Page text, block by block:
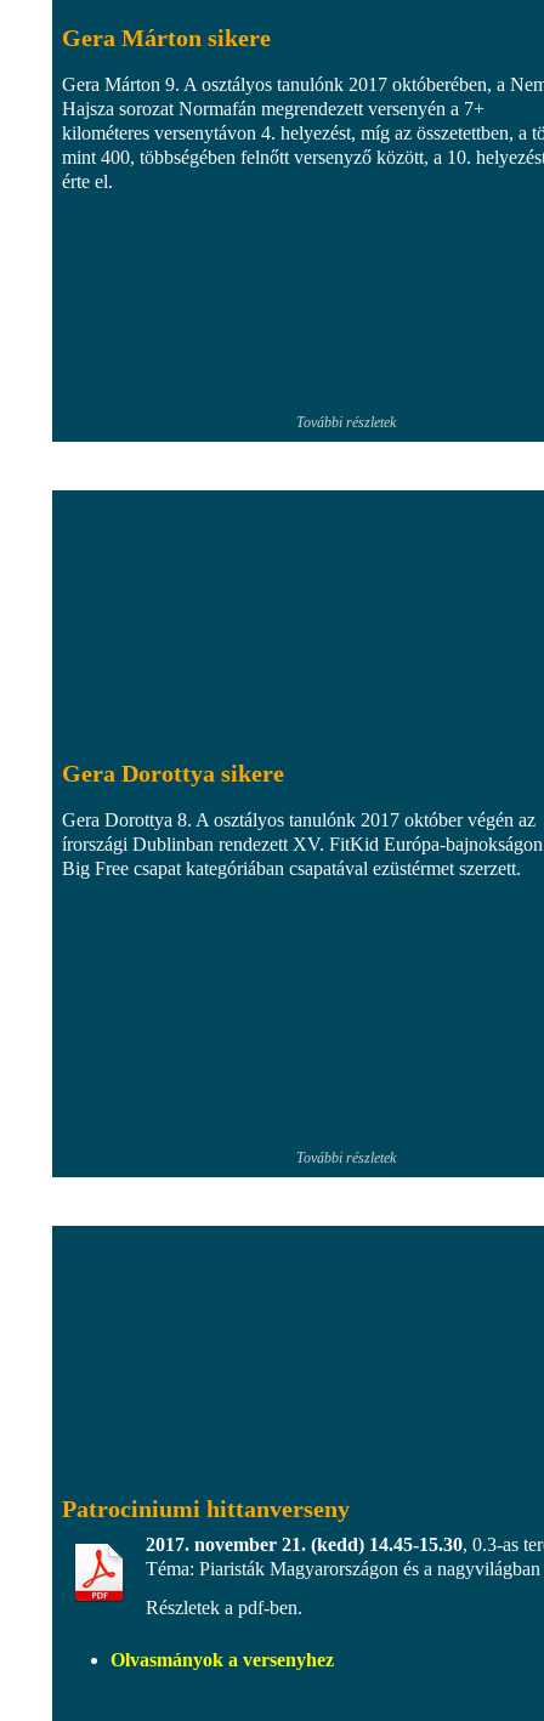
Gera Márton sikere
Gera Márton 9. A osztályos tanulónk 2017 októberében, a
Hajsza sorozat Normafán megrendezett versenyén a 7+
kilométeres versenytávon 4. helyezést, míg az összetettben, a
mint 400, többségében felnőtt versenyző között, a 10.
érte el.
További részletek
Gera Dorottya sikere
Gera Dorottya 8. A osztályos tanulónk 2017 október végén az
írországi Dublinban rendezett XV. FitKid Európa-
Big Free csapat kategóriában csapatával ezüstérmet szerzett.
További részletek
Patrociniumi hittanverseny
2017. november 21. (kedd) 14.45-15.30, 0.3-as
Téma: Piaristák Magyarországon és a nagyvilágban
Részletek a pdf-ben.
Olvasmányok a versenyhez